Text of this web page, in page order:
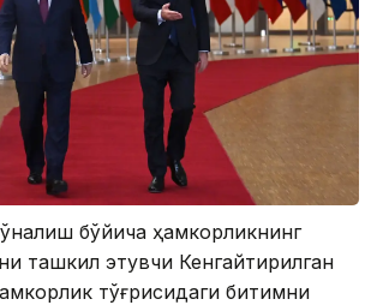
бўйича ҳамкорликнинг
ташкил этувчи Кенгайтирилган
тўғрисидаги битимни